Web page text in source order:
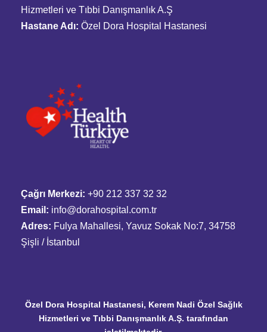
Hizmetleri ve Tıbbi Danışmanlık A.Ş
Hastane Adı: Özel Dora Hospital Hastanesi
Çağrı Merkezi: +90 212 337 32 32
Email: info@dorahospital.com.tr
Adres: Fulya Mahallesi, Yavuz Sokak No:7, 34758
Şişli / İstanbul
Özel Dora Hospital Hastanesi, Kerem Nadi Özel Sağlık
Hizmetleri ve Tıbbi Danışmanlık A.Ş. tarafından